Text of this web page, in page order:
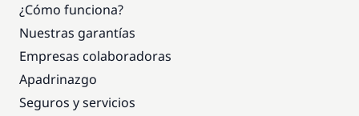
¿Cómo funciona?
Nuestras garantías
Empresas colaboradoras
Apadrinazgo
Seguros y servicios